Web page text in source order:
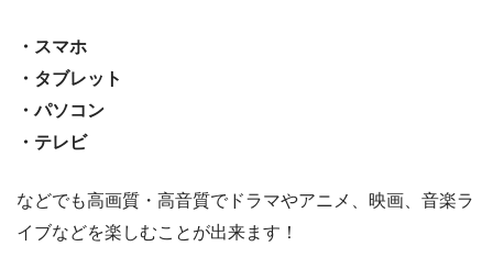
・スマホ
・タブレット
・パソコン
・テレビ
などでも高画質・高音質でドラマやアニメ、映画、音楽ラ
イブなどを楽しむことが出来ます！